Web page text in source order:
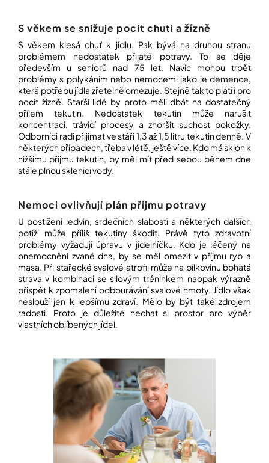
S věkem se snižuje pocit chuti a žízně
S věkem klesá chuť k jídlu. Pak bývá na druhou stranu
problémem nedostatek přijaté potravy. To se děje
především u seniorů nad 75 let. Navíc mohou trpět
problémy s polykáním nebo nemocemi jako je demence,
která potřebu jídla zřetelně omezuje. Stejně tak to platí i pro
pocit žízně. Starší lidé by proto měli dbát na dostatečný
příjem tekutin. Nedostatek tekutin může narušit
koncentraci, trávicí procesy a zhoršit suchost pokožky.
Odborníci radí přijímat ve stáří 1,3 až 1,5 litru tekutin denně. V
některých případech, třeba v létě, ještě více. Kdo má sklon k
nižšímu příjmu tekutin, by měl mít před sebou během dne
stále plnou sklenici vody.
Nemoci ovlivňují plán příjmu potravy
U postižení ledvin, srdečních slabostí a některých dalších
potíží může příliš tekutiny škodit. Právě tyto zdravotní
problémy vyžadují úpravu v jídelníčku. Kdo je léčený na
onemocnění zvané dna, by se měl omezit v příjmu ryb a
masa. Při stařecké svalové atrofii může na bílkovinu bohatá
strava v kombinaci se silovým tréninkem naopak výrazně
přispět k zpomalení odbourávání svalové hmoty. Jídlo však
neslouží jen k lepšímu zdraví. Mělo by být také zdrojem
radosti. Proto je důležité nechat si prostor pro výběr
vlastních oblíbených jídel.